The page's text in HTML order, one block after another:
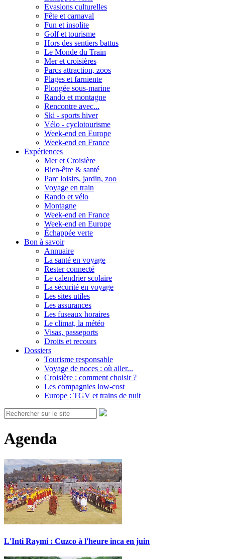
Evasions culturelles
Fête et carnaval
Fun et insolite
Golf et tourisme
Hors des sentiers battus
Le Monde du Train
Mer et croisières
Parcs attraction, zoos
Plages et farniente
Plongée sous-marine
Rando et montagne
Rencontre avec...
Ski - sports hiver
Vélo - cyclotourisme
Week-end en Europe
Week-end en France
Expériences
Mer et Croisière
Bien-être & santé
Parc loisirs, jardin, zoo
Voyage en train
Rando et vélo
Montagne
Week-end en France
Week-end en Europe
Échappée verte
Bon à savoir
Annuaire
La santé en voyage
Rester connecté
Le calendrier scolaire
La sécurité en voyage
Les sites utiles
Les assurances
Les fuseaux horaires
Le climat, la météo
Visas, passeports
Droits et recours
Dossiers
Tourisme responsable
Voyage de noces : où aller...
Croisière : comment choisir ?
Les compagnies low-cost
Europe : TGV et trains de nuit
Agenda
L'Inti Raymi : Cuzco à l'heure inca en juin